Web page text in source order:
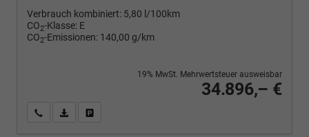
Verbrauch kombiniert: 5,80 l/100km
CO2-Klasse: E
CO2-Emissionen: 140,00 g/km
34.896,– €
19% MwSt. Mehrwertsteuer ausweisbar
Wir rufen Sie anPDF-Fahrzeugexposé drucken